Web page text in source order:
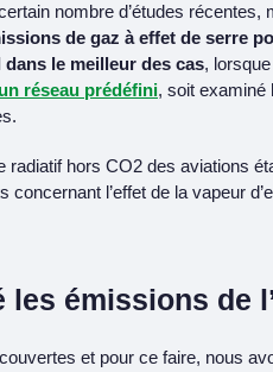
nombre d’études récentes,
de gaz à effet de serre
le meilleur des cas,
réseau prédéfini, soit examiné
hors CO2 des aviations
l’effet de la vapeur
émissions de
et pour ce faire, nous